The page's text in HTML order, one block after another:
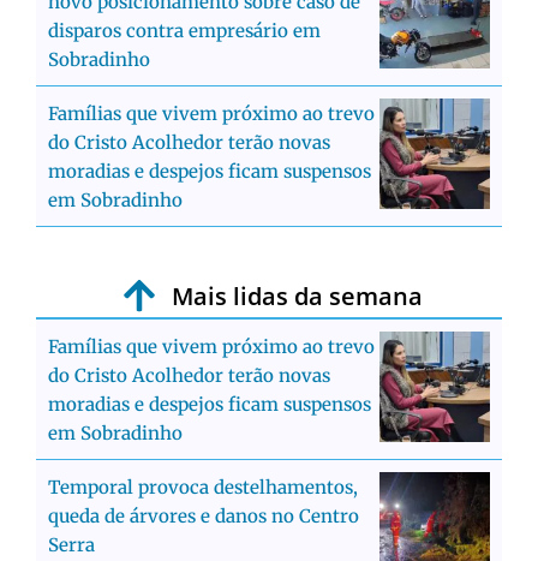
disparos contra empresário em
Sobradinho
Famílias que vivem próximo ao trevo
do Cristo Acolhedor terão novas
moradias e despejos ficam suspensos
em Sobradinho
Mais lidas da semana
Famílias que vivem próximo ao trevo
do Cristo Acolhedor terão novas
moradias e despejos ficam suspensos
em Sobradinho
Temporal provoca destelhamentos,
queda de árvores e danos no Centro
Serra